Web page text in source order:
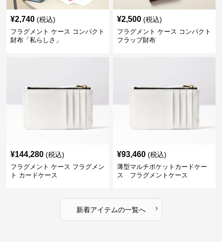
¥2,740 (税込)
フラグメント ケース コンパクト
財布「私らしさ」
¥2,500 (税込)
フラグメント ケース コンパクト
フラップ財布
¥144,280 (税込)
フラグメント ケース フラグメン
ト カードケース
¥93,460 (税込)
薄型マルチポケットカードケー
ス フラグメントケース
新着アイテムの一覧へ ›